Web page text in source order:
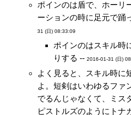
ポインのは盾で、ホーリ
ーションの時に足元で踊
31 (日) 08:33:09
ポインのはスキル時
りする -- 2016-01-31 (日)
よく見ると、スキル時に
よ。短剣はいわゆるファ
でるんじゃなくて、ミス
ピストルズのようにトナ